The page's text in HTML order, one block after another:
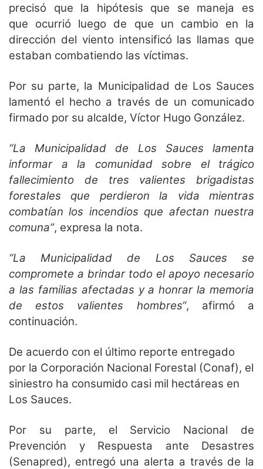
precisó que la hipótesis que se maneja es
que ocurrió luego de que un cambio en la
dirección del viento intensificó las llamas que
estaban combatiendo las víctimas.
Por su parte, la Municipalidad de Los Sauces
lamentó el hecho a través de un comunicado
firmado por su alcalde, Víctor Hugo González.
“La Municipalidad de Los Sauces lamenta
informar a la comunidad sobre el trágico
fallecimiento de tres valientes brigadistas
forestales que perdieron la vida mientras
combatían los incendios que afectan nuestra
comuna”, expresa la nota.
“La Municipalidad de Los Sauces se
compromete a brindar todo el apoyo necesario
a las familias afectadas y a honrar la memoria
de estos valientes hombres“, afirmó a
continuación.
De acuerdo con el último reporte entregado
por la Corporación Nacional Forestal (Conaf), el
siniestro ha consumido casi mil hectáreas en
Los Sauces.
Por su parte, el Servicio Nacional de
Prevención y Respuesta ante Desastres
(Senapred), entregó una alerta a través de la